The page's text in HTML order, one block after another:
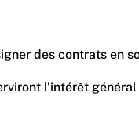
l’intérêt